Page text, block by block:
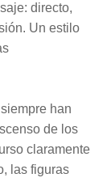
directo,
Un estilo
han
de los
claramente
las figuras